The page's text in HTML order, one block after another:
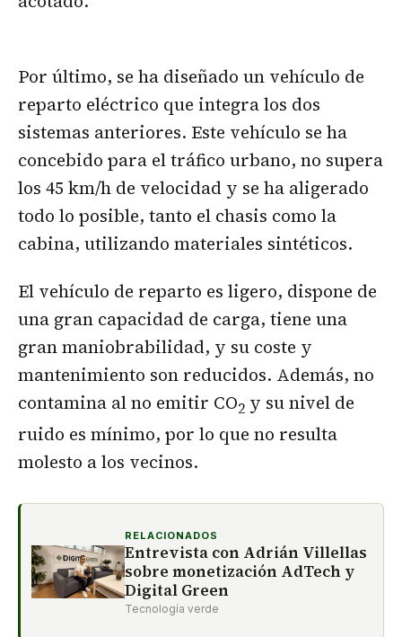
Por último, se ha diseñado un vehículo de
reparto eléctrico que integra los dos
sistemas anteriores. Este vehículo se ha
concebido para el tráfico urbano, no supera
los 45 km/h de velocidad y se ha aligerado
todo lo posible, tanto el chasis como la
cabina, utilizando materiales sintéticos.
El vehículo de reparto es ligero, dispone de
una gran capacidad de carga, tiene una
gran maniobrabilidad, y su coste y
mantenimiento son reducidos. Además, no
contamina al no emitir CO2 y su nivel de
ruido es mínimo, por lo que no resulta
molesto a los vecinos.
RELACIONADOS
Entrevista con Adrián Villellas
sobre monetización AdTech y
Digital Green
Tecnología verde